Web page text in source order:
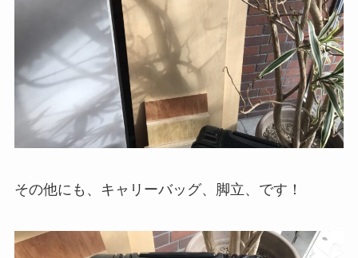
その他にも、キャリーバッグ、脚立、です！